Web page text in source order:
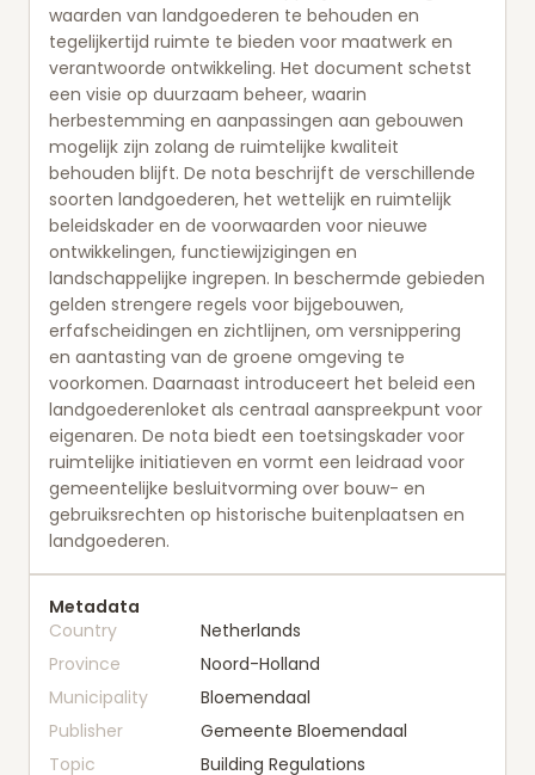
waarden van landgoederen te behouden en
tegelijkertijd ruimte te bieden voor maatwerk en
verantwoorde ontwikkeling. Het document schetst
een visie op duurzaam beheer, waarin
herbestemming en aanpassingen aan gebouwen
mogelijk zijn zolang de ruimtelijke kwaliteit
behouden blijft. De nota beschrijft de verschillende
soorten landgoederen, het wettelijk en ruimtelijk
beleidskader en de voorwaarden voor nieuwe
ontwikkelingen, functiewijzigingen en
landschappelijke ingrepen. In beschermde gebieden
gelden strengere regels voor bijgebouwen,
erfafscheidingen en zichtlijnen, om versnippering
en aantasting van de groene omgeving te
voorkomen. Daarnaast introduceert het beleid een
landgoederenloket als centraal aanspreekpunt voor
eigenaren. De nota biedt een toetsingskader voor
ruimtelijke initiatieven en vormt een leidraad voor
gemeentelijke besluitvorming over bouw- en
gebruiksrechten op historische buitenplaatsen en
landgoederen.
Metadata
Country
Netherlands
Province
Noord-Holland
Municipality
Bloemendaal
Publisher
Gemeente Bloemendaal
Topic
Building Regulations